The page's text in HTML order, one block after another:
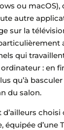
ou macOS),
autre
sur la
qui
: en
qu’à
du salon.
d’ailleurs
équipée d’une